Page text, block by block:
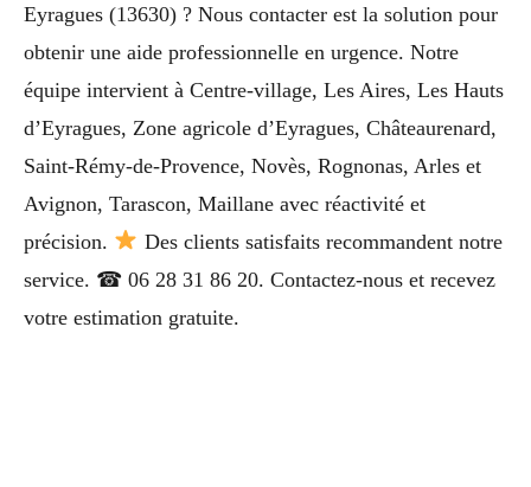
Eyragues (13630) ? Nous contacter est la solution pour
obtenir une aide professionnelle en urgence. Notre
équipe intervient à Centre-village, Les Aires, Les Hauts
d’Eyragues, Zone agricole d’Eyragues, Châteaurenard,
Saint-Rémy-de-Provence, Novès, Rognonas, Arles et
Avignon, Tarascon, Maillane avec réactivité et
précision.
Des clients satisfaits recommandent notre
service. ☎ 06 28 31 86 20. Contactez-nous et recevez
votre estimation gratuite.